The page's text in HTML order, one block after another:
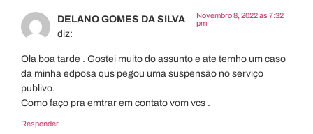
DELANO GOMES DA SILVA
diz:
Novembro 8, 2022 às 7:32
pm
Ola boa tarde . Gostei muito do assunto e ate temho um caso
da minha edposa qus pegou uma suspensão no serviço
publivo.
Como faço pra emtrar em contato vom vcs .
Responder